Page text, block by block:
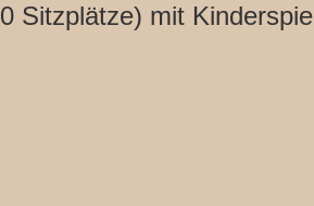
Sitzplätze) mit